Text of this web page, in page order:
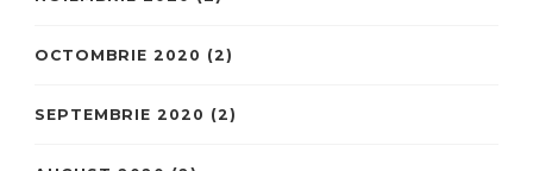
OCTOMBRIE 2020 (2)
SEPTEMBRIE 2020 (2)